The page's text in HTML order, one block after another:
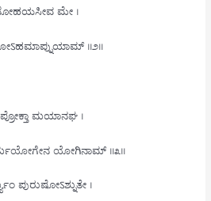
ಮೋಹಯಸೀವ ಮೇ ।
॥೨॥
ಪ್ರೋಕ್ತಾ ಮಯಾನಘ ।
ಯೋಗಿನಾಮ್ ॥೩॥
ಪುರುಷೋऽಶ್ನುತೇ ।